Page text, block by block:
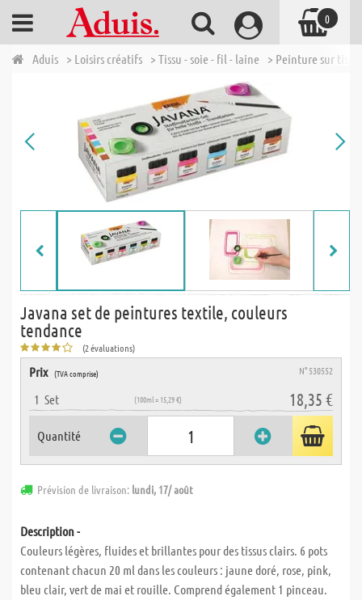
Aduis > Loisirs créatifs > Tissu - soie - fil - laine > Peinture sur
Javana set de peintures textile, couleurs
tendance
(2 évaluations)
Prix (TVA comprise) N° 530552
1 Set (100ml = 15,29 €) 18,35 €
Quantité
Prévision de livraison: lundi, 17/ août
Description -
Couleurs légères, fluides et brillantes pour des tissus clairs. 6 pots
contenant chacun 20 ml dans les couleurs : jaune doré, rose, pink,
bleu clair, vert de mai et rouille. Comprend également 1 pinceau.
0